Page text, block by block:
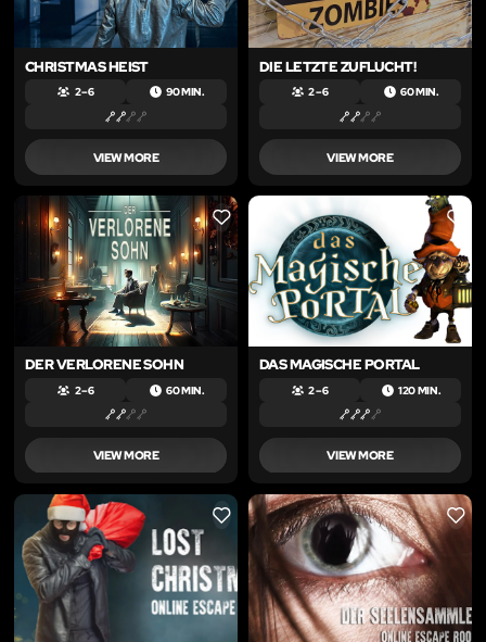
CHRISTMAS HEIST
2 – 6 90 MIN.
VIEW MORE
DIE LETZTE ZUFLUCHT!
2 – 6 60 MIN.
VIEW MORE
LIKE
DER VERLORENE SOHN
2 – 6 60 MIN.
VIEW MORE
LIKE
DAS MAGISCHE PORTAL
2 – 6 120 MIN.
VIEW MORE
LIKE LIKE